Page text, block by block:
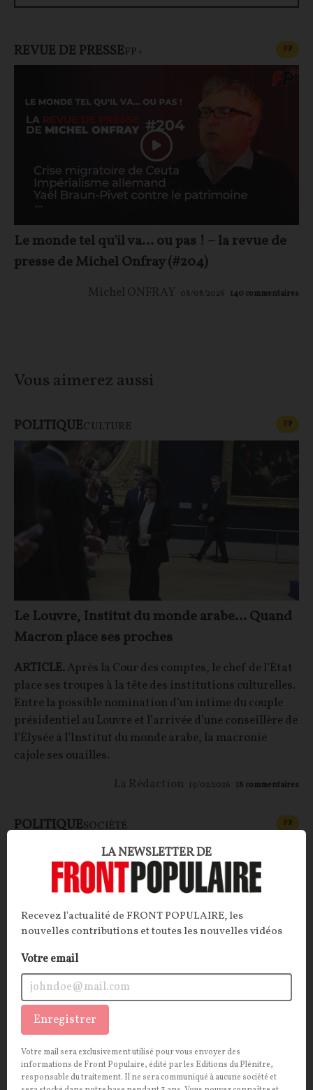
REVUE DE PRESSEFP+ FP
Le monde tel qu'il va… ou pas ! – la revue de
presse de Michel Onfray (#204)
Michel ONFRAY 08/08/2026 140 commentaires
Vous aimerez aussi
POLITIQUECULTURE FP
Le Louvre, Institut du monde arabe… Quand
Macron place ses proches
ARTICLE.Après la Cour des comptes, le chef de l’État
place ses troupes à la tête des institutions culturelles.
Entre la possible nomination d’un intime du couple
présidentiel au Louvre et l’arrivée d’une conseillère de
l’Élysée à l’Institut du monde arabe, la macronie
cajole ses ouailles.
La Rédaction 19/02/2026 18 commentaires
POLITIQUESOCIÉTÉ FP
Cambriolage du Louvre : le bal des
irresponsables
ARTICLE.Communication relativiste, absence
d’autocritique, refus de démission… Depuis le
LA NEWSLETTER DE
Recevez l'actualité de FRONT POPULAIRE, les
nouvelles contributions et toutes les nouvelles vidéos
Votre email
Enregistrer
Votre mail sera exclusivement utilisé pour vous envoyer des
informations de Front Populaire, édité par les Editions du Plénitre,
responsable du traitement. Il ne sera communiqué à aucune société et